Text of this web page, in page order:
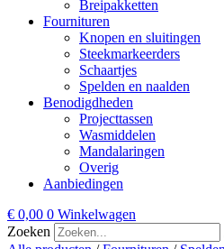
Breipakketten
Fournituren
Knopen en sluitingen
Steekmarkeerders
Schaartjes
Spelden en naalden
Benodigdheden
Projecttassen
Wasmiddelen
Mandalaringen
Overig
Aanbiedingen
€ 0,00 0 Winkelwagen
Zoeken